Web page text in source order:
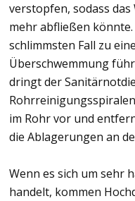
verstopfen, sodass
mehr abfließen
schlimmsten Fall zu
Überschwemmung
dringt der
im Rohr vor und
die Ablagerungen an
Wenn es sich um sehr
handelt, kommen